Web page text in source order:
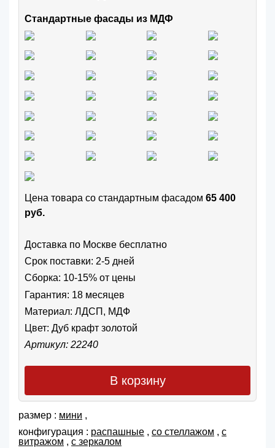
Стандартные фасады из МДФ
Цена товара cо стандартным фасадом 65 400
руб.
Доставка по Москве бесплатно
Срок поставки: 2-5 дней
Сборка: 10-15% от цены
Гарантия: 18 месяцев
Материал: ЛДСП, МДФ
Цвет: Дуб крафт золотой
Артикул: 22240
В корзину
размер : мини ,
конфигурация : распашные , со стеллажом , с
витражом , с зеркалом